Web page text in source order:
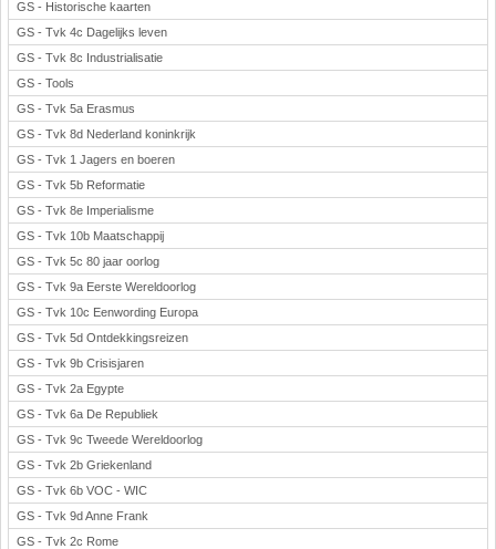
GS - Historische kaarten
GS - Tvk 4c Dagelijks leven
GS - Tvk 8c Industrialisatie
GS - Tools
GS - Tvk 5a Erasmus
GS - Tvk 8d Nederland koninkrijk
GS - Tvk 1 Jagers en boeren
GS - Tvk 5b Reformatie
GS - Tvk 8e Imperialisme
GS - Tvk 10b Maatschappij
GS - Tvk 5c 80 jaar oorlog
GS - Tvk 9a Eerste Wereldoorlog
GS - Tvk 10c Eenwording Europa
GS - Tvk 5d Ontdekkingsreizen
GS - Tvk 9b Crisisjaren
GS - Tvk 2a Egypte
GS - Tvk 6a De Republiek
GS - Tvk 9c Tweede Wereldoorlog
GS - Tvk 2b Griekenland
GS - Tvk 6b VOC - WIC
GS - Tvk 9d Anne Frank
GS - Tvk 2c Rome